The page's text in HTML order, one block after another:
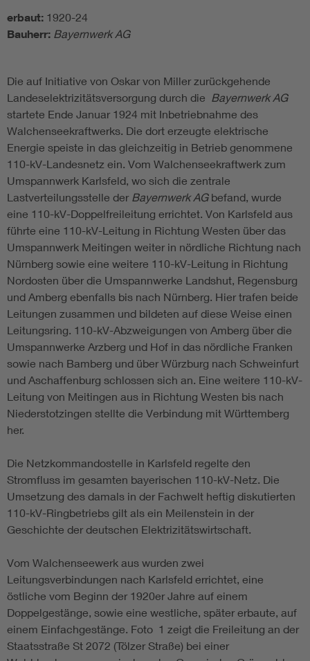
erbaut: 1920-24
Bauherr: Bayernwerk AG
Die auf Initiative von Oskar von Miller zurückgehende
Landeselektrizitätsversorgung durch die Bayernwerk AG
startete Ende Januar 1924 mit Inbetriebnahme des
Walchenseekraftwerks. Die dort erzeugte elektrische
Energie speiste in das gleichzeitig in Betrieb genommene
110-kV-Landesnetz ein. Vom Walchenseekraftwerk zum
Umspannwerk Karlsfeld, wo sich die zentrale
Lastverteilungsstelle der Bayernwerk AGbefand, wurde
eine 110-kV-Doppelfreileitung errichtet. Von Karlsfeld aus
führte eine 110-kV-Leitung in Richtung Westen über das
Umspannwerk Meitingen weiter in nördliche Richtung nach
Nürnberg sowie eine weitere 110-kV-Leitung in Richtung
Nordosten über die Umspannwerke Landshut, Regensburg
und Amberg ebenfalls bis nach Nürnberg. Hier trafen beide
Leitungen zusammen und bildeten auf diese Weise einen
Leitungsring. 110-kV-Abzweigungen von Amberg über die
Umspannwerke Arzberg und Hof in das nördliche Franken
sowie nach Bamberg und über Würzburg nach Schweinfurt
und Aschaffenburg schlossen sich an. Eine weitere 110-kV-
Leitung von Meitingen aus in Richtung Westen bis nach
Niederstotzingen stellte die Verbindung mit Württemberg
her.
Die Netzkommandostelle in Karlsfeld regelte den
Stromfluss im gesamten bayerischen 110-kV-Netz. Die
Umsetzung des damals in der Fachwelt heftig diskutierten
110-kV-Ringbetriebs gilt als ein Meilenstein in der
Geschichte der deutschen Elektrizitätswirtschaft.
Vom Walchenseewerk aus wurden zwei
Leitungsverbindungen nach Karlsfeld errichtet, eine
östliche vom Beginn der 1920er Jahre auf einem
Doppelgestänge, sowie eine westliche, später erbaute, auf
einem Einfachgestänge. Foto 1 zeigt die Freileitung an der
Staatsstraße St 2072 (Tölzer Straße) bei einer